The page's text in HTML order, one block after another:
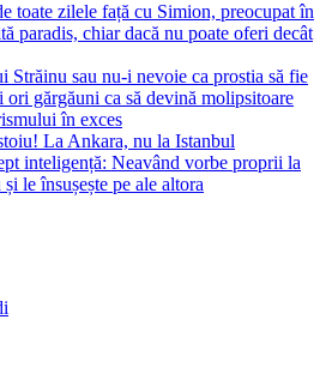
toate zilele față cu Simion, preocupat în
paradis, chiar dacă nu poate oferi decât
Străinu sau nu-i nevoie ca prostia să fie
ori gărgăuni ca să devină molipsitoare
în exces
La Ankara, nu la Istanbul
inteligență: Neavând vorbe proprii la
le însușește pe ale altora